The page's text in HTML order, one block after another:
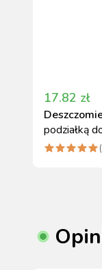
17.82 zł
podziałką
(